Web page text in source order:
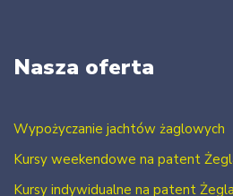
Nasza oferta
Wypożyczanie jachtów żaglowych
Kursy weekendowe na patent
Kursy indywidualne na patent